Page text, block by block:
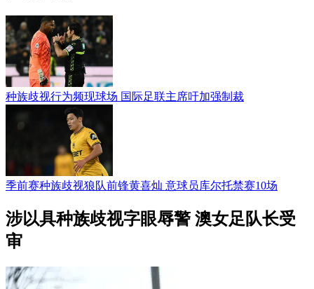
种族歧视行为频现球场 国际足联主席吁加强制裁
季前赛种族歧视狼队前锋黄喜灿 意球员库尔托禁赛10场
涉以具种族歧视字眼辱警 澳女足队长受
审